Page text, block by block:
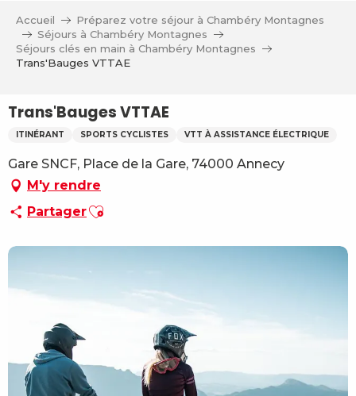
contenu
principal
Accueil
Préparez votre séjour à Chambéry Montagnes
Séjours à Chambéry Montagnes
Séjours clés en main à Chambéry Montagnes
Trans'Bauges VTTAE
Trans'Bauges VTTAE
ITINÉRANT SPORTS CYCLISTES VTT À ASSISTANCE ÉLECTRIQUE
Gare SNCF, Place de la Gare, 74000 Annecy
M'y rendre
PartagerAjouter aux favoris